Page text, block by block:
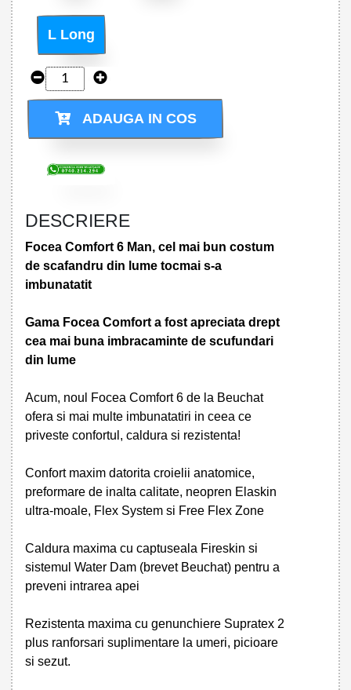
L Long
ADAUGA IN COS
DESCRIERE
Focea Comfort 6 Man, cel mai bun costum
de scafandru din lume tocmai s-a
imbunatatit
Gama Focea Comfort a fost apreciata drept
cea mai buna imbracaminte de scufundari
din lume
Acum, noul Focea Comfort 6 de la Beuchat
ofera si mai multe imbunatatiri in ceea ce
priveste confortul, caldura si rezistenta!
Confort maxim datorita croielii anatomice,
preformare de inalta calitate, neopren Elaskin
ultra-moale, Flex System si Free Flex Zone
Caldura maxima cu captuseala Fireskin si
sistemul Water Dam (brevet Beuchat) pentru a
preveni intrarea apei
Rezistenta maxima cu genunchiere Supratex 2
plus ranforsari suplimentare la umeri, picioare
si sezut.